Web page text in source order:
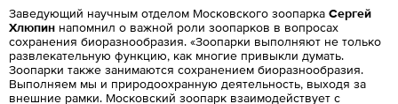
Заведующий научным отделом Московского зоопарка Сергей
Хлюпин напомнил о важной роли зоопарков в вопросах
сохранения биоразнообразия. «Зоопарки выполняют не только
развлекательную функцию, как многие привыкли думать.
Зоопарки также занимаются сохранением биоразнообразия.
Выполняем мы и природоохранную деятельность, выходя за
внешние рамки. Московский зоопарк взаимодействует с